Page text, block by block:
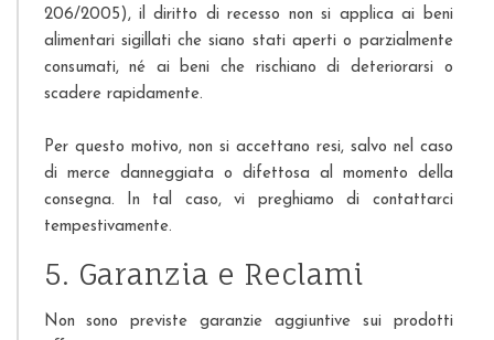
206/2005), il diritto di recesso non si applica ai beni
alimentari sigillati che siano stati aperti o parzialmente
consumati, né ai beni che rischiano di deteriorarsi o
scadere rapidamente.
Per questo motivo, non si accettano resi, salvo nel caso
di merce danneggiata o difettosa al momento della
consegna. In tal caso, vi preghiamo di contattarci
tempestivamente.
5. Garanzia e Reclami
Non sono previste garanzie aggiuntive sui prodotti